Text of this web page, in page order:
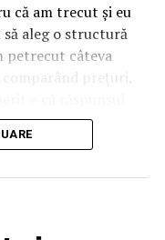
că am trecut și eu
să aleg o structură
petrecut câteva
prețuri,
cât de des muți
de înfruntat.
decât